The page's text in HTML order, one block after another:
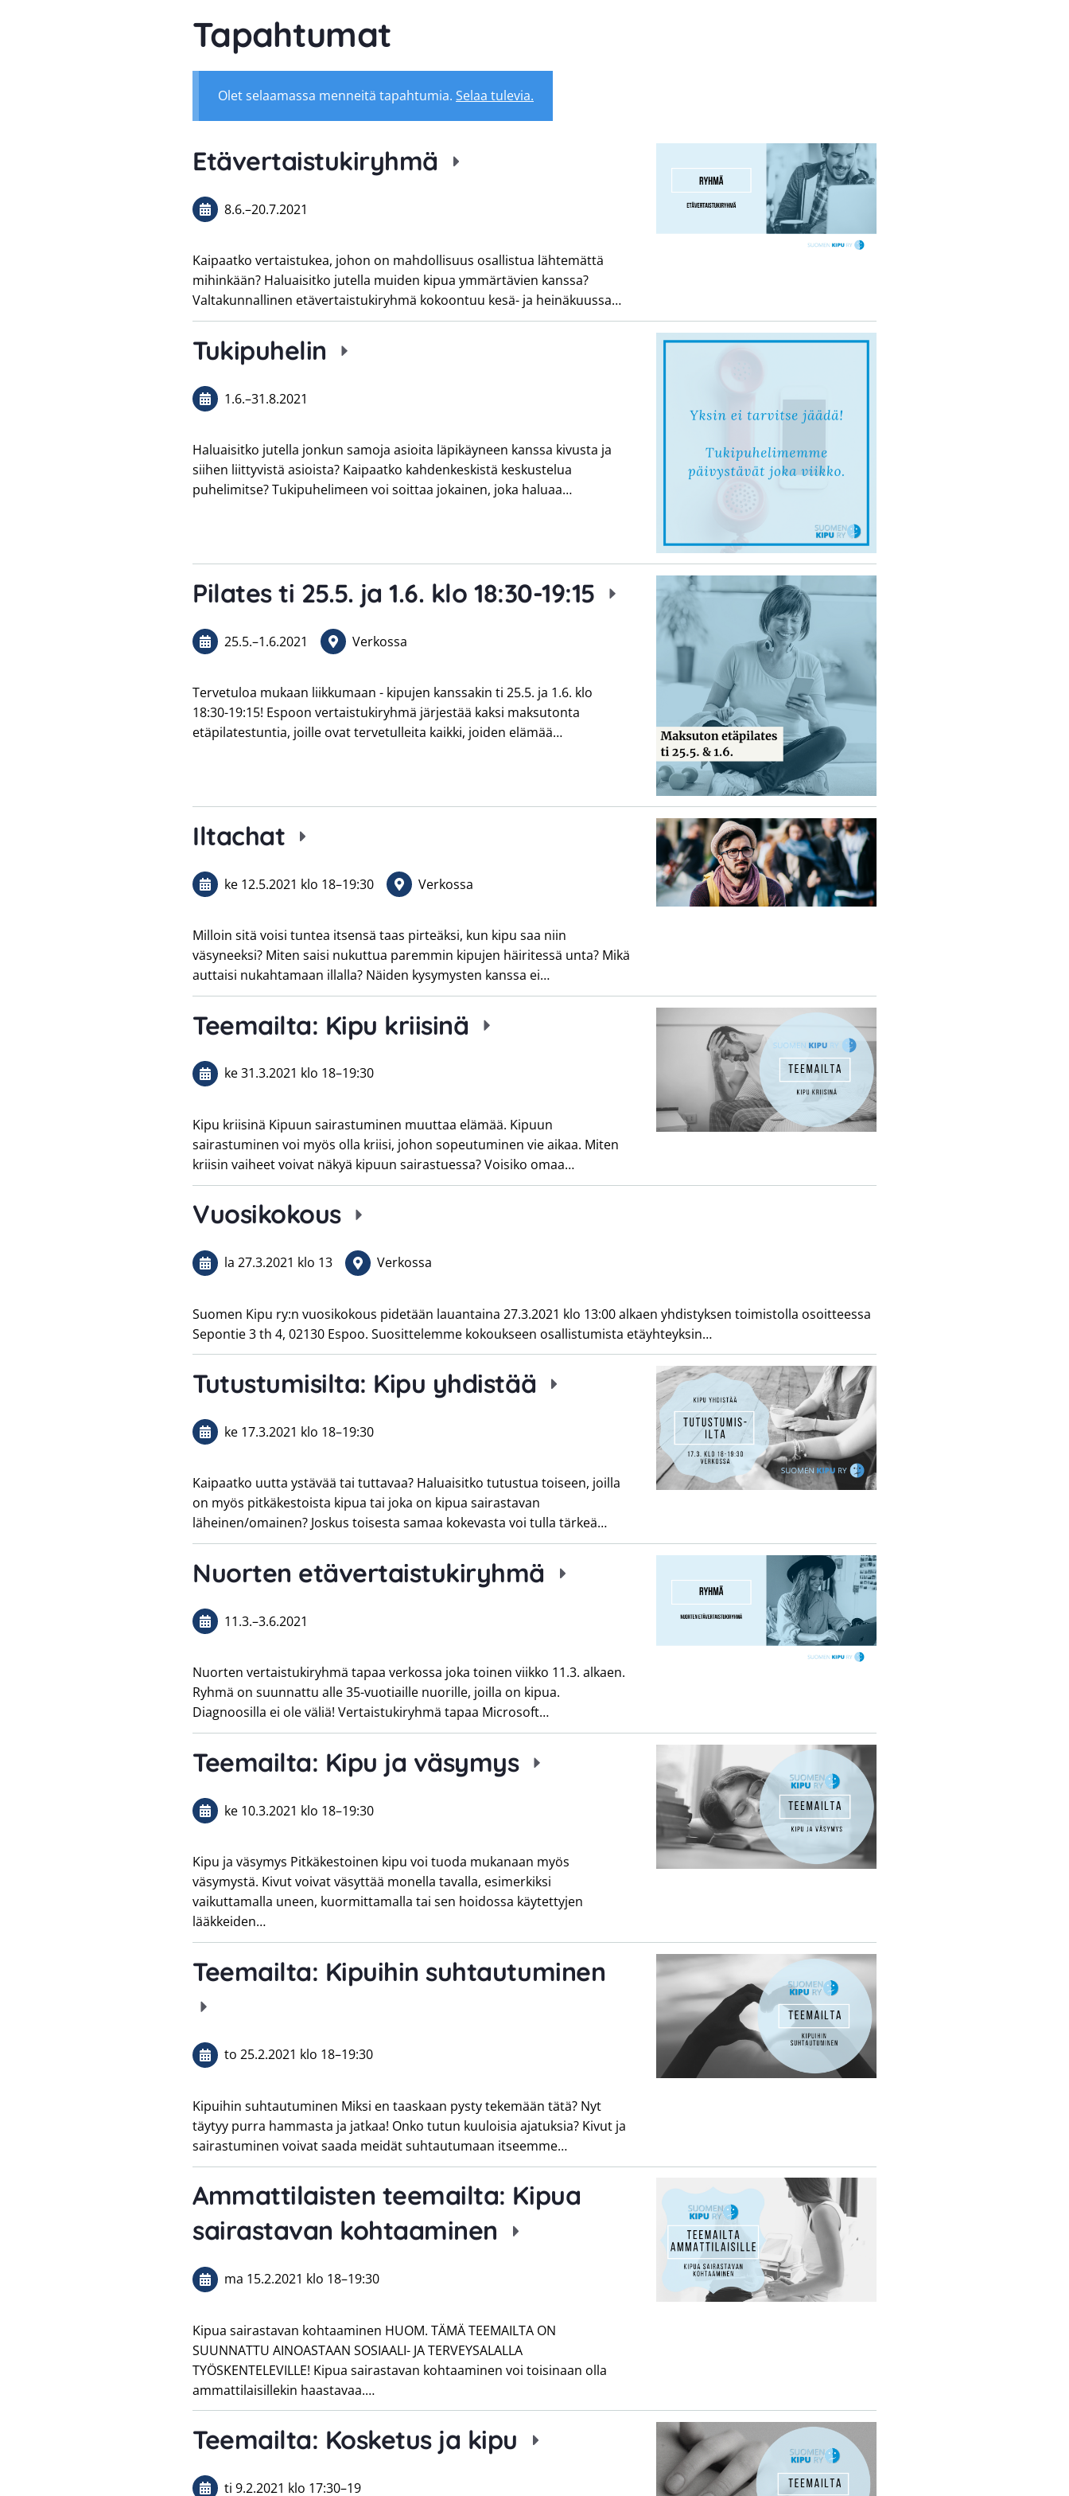
Tapahtumat
Olet selaamassa menneitä tapahtumia. Selaa tulevia.
Etävertaistukiryhmä
8.6.–20.7.2021
Kaipaatko vertaistukea, johon on mahdollisuus osallistua lähtemättä
mihinkään? Haluaisitko jutella muiden kipua ymmärtävien kanssa?
Valtakunnallinen etävertaistukiryhmä kokoontuu kesä- ja heinäkuussa…
Tukipuhelin
1.6.–31.8.2021
Haluaisitko jutella jonkun samoja asioita läpikäyneen kanssa kivusta ja
siihen liittyvistä asioista? Kaipaatko kahdenkeskistä keskustelua
puhelimitse? Tukipuhelimeen voi soittaa jokainen, joka haluaa…
Pilates ti 25.5. ja 1.6. klo 18:30-19:15
25.5.–1.6.2021 Verkossa
Tervetuloa mukaan liikkumaan - kipujen kanssakin ti 25.5. ja 1.6. klo
18:30-19:15! Espoon vertaistukiryhmä järjestää kaksi maksutonta
etäpilatestuntia, joille ovat tervetulleita kaikki, joiden elämää…
Iltachat
ke 12.5.2021 klo 18–19:30 Verkossa
Milloin sitä voisi tuntea itsensä taas pirteäksi, kun kipu saa niin
väsyneeksi? Miten saisi nukuttua paremmin kipujen häiritessä unta? Mikä
auttaisi nukahtamaan illalla? Näiden kysymysten kanssa ei…
Teemailta: Kipu kriisinä
ke 31.3.2021 klo 18–19:30
Kipu kriisinä Kipuun sairastuminen muuttaa elämää. Kipuun
sairastuminen voi myös olla kriisi, johon sopeutuminen vie aikaa. Miten
kriisin vaiheet voivat näkyä kipuun sairastuessa? Voisiko omaa…
Vuosikokous
la 27.3.2021 klo 13 Verkossa
Suomen Kipu ry:n vuosikokous pidetään lauantaina 27.3.2021 klo 13:00 alkaen yhdistyksen toimistolla osoitteessa
Sepontie 3 th 4, 02130 Espoo. Suosittelemme kokoukseen osallistumista etäyhteyksin…
Tutustumisilta: Kipu yhdistää
ke 17.3.2021 klo 18–19:30
Kaipaatko uutta ystävää tai tuttavaa? Haluaisitko tutustua toiseen, joilla
on myös pitkäkestoista kipua tai joka on kipua sairastavan
läheinen/omainen? Joskus toisesta samaa kokevasta voi tulla tärkeä…
Nuorten etävertaistukiryhmä
11.3.–3.6.2021
Nuorten vertaistukiryhmä tapaa verkossa joka toinen viikko 11.3. alkaen.
Ryhmä on suunnattu alle 35-vuotiaille nuorille, joilla on kipua.
Diagnoosilla ei ole väliä! Vertaistukiryhmä tapaa Microsoft…
Teemailta: Kipu ja väsymys
ke 10.3.2021 klo 18–19:30
Kipu ja väsymys Pitkäkestoinen kipu voi tuoda mukanaan myös
väsymystä. Kivut voivat väsyttää monella tavalla, esimerkiksi
vaikuttamalla uneen, kuormittamalla tai sen hoidossa käytettyjen
lääkkeiden…
Teemailta: Kipuihin suhtautuminen
to 25.2.2021 klo 18–19:30
Kipuihin suhtautuminen Miksi en taaskaan pysty tekemään tätä? Nyt
täytyy purra hammasta ja jatkaa! Onko tutun kuuloisia ajatuksia? Kivut ja
sairastuminen voivat saada meidät suhtautumaan itseemme…
Ammattilaisten teemailta: Kipua
sairastavan kohtaaminen
ma 15.2.2021 klo 18–19:30
Kipua sairastavan kohtaaminen HUOM. TÄMÄ TEEMAILTA ON
SUUNNATTU AINOASTAAN SOSIAALI- JA TERVEYSALALLA
TYÖSKENTELEVILLE! Kipua sairastavan kohtaaminen voi toisinaan olla
ammattilaisillekin haastavaa.…
Teemailta: Kosketus ja kipu
ti 9.2.2021 klo 17:30–19